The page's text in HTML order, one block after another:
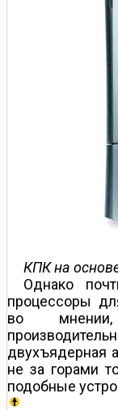
КПК на
Однако
процессоры
во
двухъядерная
не за горами
подобные